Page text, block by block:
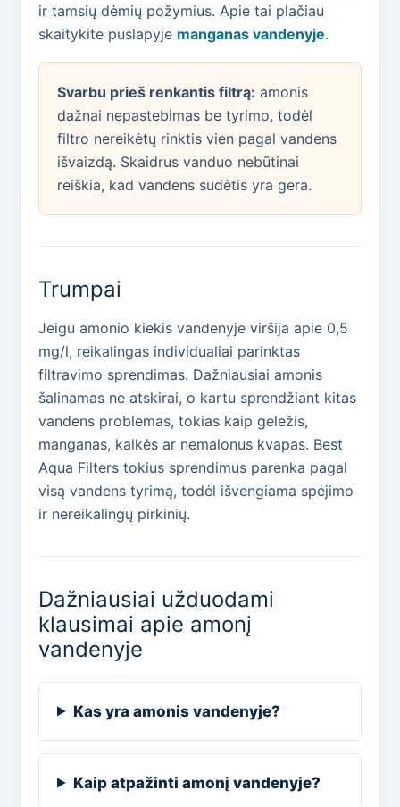
ir tamsių dėmių požymius. Apie tai plačiau
skaitykite puslapyje manganas vandenyje.
Svarbu prieš renkantis filtrą: amonis
dažnai nepastebimas be tyrimo, todėl
filtro nereikėtų rinktis vien pagal vandens
išvaizdą. Skaidrus vanduo nebūtinai
reiškia, kad vandens sudėtis yra gera.
Trumpai
Jeigu amonio kiekis vandenyje viršija apie 0,5
mg/l, reikalingas individualiai parinktas
filtravimo sprendimas. Dažniausiai amonis
šalinamas ne atskirai, o kartu sprendžiant kitas
vandens problemas, tokias kaip geležis,
manganas, kalkės ar nemalonus kvapas. Best
Aqua Filters tokius sprendimus parenka pagal
visą vandens tyrimą, todėl išvengiama spėjimo
ir nereikalingų pirkinių.
Dažniausiai užduodami
klausimai apie amonį
vandenyje
Kas yra amonis vandenyje?
Kaip atpažinti amonį vandenyje?